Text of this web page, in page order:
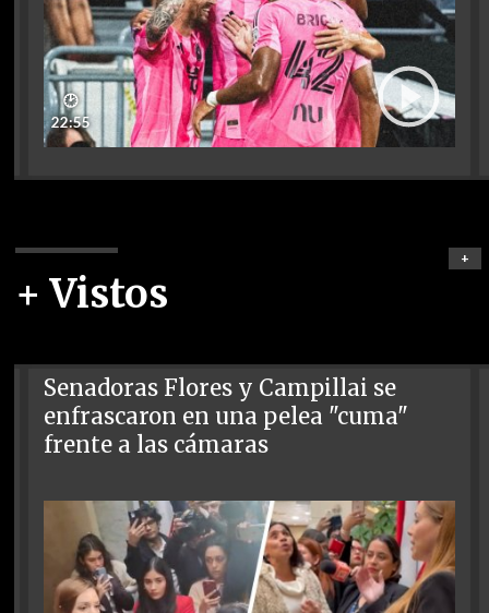
🕑
22:55
+ Vistos
+
Senadoras Flores y Campillai se
enfrascaron en una pelea "cuma"
frente a las cámaras